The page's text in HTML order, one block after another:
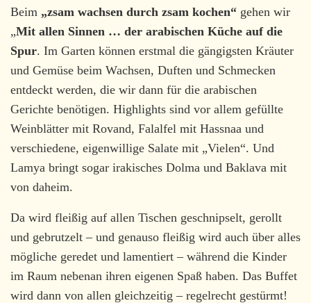
Beim „zsam wachsen durch zsam kochen“ gehen wir
„Mit allen Sinnen … der arabischen Küche auf die
Spur. Im Garten können erstmal die gängigsten Kräuter
und Gemüse beim Wachsen, Duften und Schmecken
entdeckt werden, die wir dann für die arabischen
Gerichte benötigen. Highlights sind vor allem gefüllte
Weinblätter mit Rovand, Falalfel mit Hassnaa und
verschiedene, eigenwillige Salate mit „Vielen“. Und
Lamya bringt sogar irakisches Dolma und Baklava mit
von daheim.
Da wird fleißig auf allen Tischen geschnipselt, gerollt
und gebrutzelt – und genauso fleißig wird auch über alles
mögliche geredet und lamentiert – während die Kinder
im Raum nebenan ihren eigenen Spaß haben. Das Buffet
wird dann von allen gleichzeitig – regelrecht gestürmt!